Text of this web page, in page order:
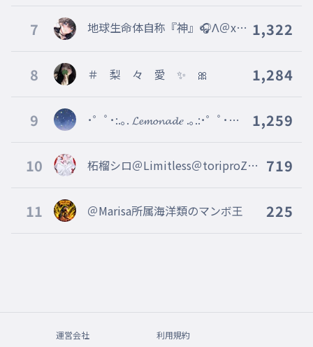
7
地球生命体自称『神』🎧Λ＠xan 1,322
8 ＃ 梨 々 愛 ✨ 🎀 1,284
9
･゜ﾟ･:.｡. 𝓛𝓮𝓶𝓸𝓷𝓪𝓭𝑒 .｡.:･゜ﾟ･＠t
1,259
10
柘榴シロ＠Limitless＠toriproZ＠ 719
11 ＠Marisa所属海洋類のマンボ王 225
運営会社 利用規約